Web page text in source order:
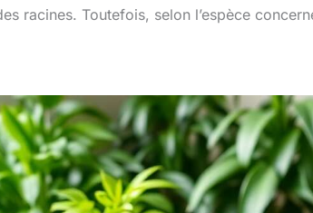
racines. Toutefois, selon l’espèce